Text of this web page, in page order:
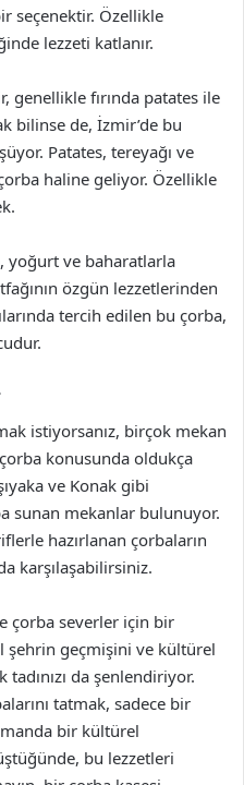
seçenektir. Özellikle
lezzeti katlanır.
genellikle fırında patates ile
bilinse de, İzmir’de bu
Patates, tereyağı ve
haline geliyor. Özellikle
yoğurt ve baharatlarla
özgün lezzetlerinden
tercih edilen bu çorba,
istiyorsanız, birçok mekan
konusunda oldukça
ve Konak gibi
sunan mekanlar bulunuyor.
hazırlanan çorbaların
karşılaşabilirsiniz.
çorba severler için bir
şehrin geçmişini ve kültürel
da şenlendiriyor.
tatmak, sadece bir
bir kültürel
bu lezzetleri